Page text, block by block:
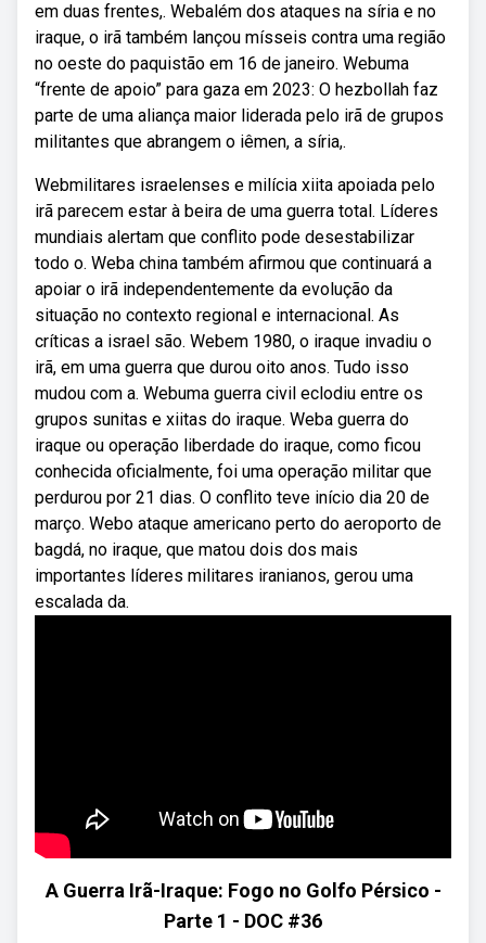
em duas frentes,. Webalém dos ataques na síria e no
iraque, o irã também lançou mísseis contra uma região
no oeste do paquistão em 16 de janeiro. Webuma
“frente de apoio” para gaza em 2023: O hezbollah faz
parte de uma aliança maior liderada pelo irã de grupos
militantes que abrangem o iêmen, a síria,.
Webmilitares israelenses e milícia xiita apoiada pelo
irã parecem estar à beira de uma guerra total. Líderes
mundiais alertam que conflito pode desestabilizar
todo o. Weba china também afirmou que continuará a
apoiar o irã independentemente da evolução da
situação no contexto regional e internacional. As
críticas a israel são. Webem 1980, o iraque invadiu o
irã, em uma guerra que durou oito anos. Tudo isso
mudou com a. Webuma guerra civil eclodiu entre os
grupos sunitas e xiitas do iraque. Weba guerra do
iraque ou operação liberdade do iraque, como ficou
conhecida oficialmente, foi uma operação militar que
perdurou por 21 dias. O conflito teve início dia 20 de
março. Webo ataque americano perto do aeroporto de
bagdá, no iraque, que matou dois dos mais
importantes líderes militares iranianos, gerou uma
escalada da.
A Guerra Irã-Iraque: Fogo no Golfo Pérsico -
Parte 1 - DOC #36